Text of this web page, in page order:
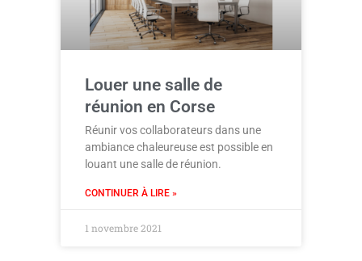
Louer une salle de
réunion en Corse
Réunir vos collaborateurs dans une
ambiance chaleureuse est possible en
louant une salle de réunion.
CONTINUER À LIRE »
1 novembre 2021